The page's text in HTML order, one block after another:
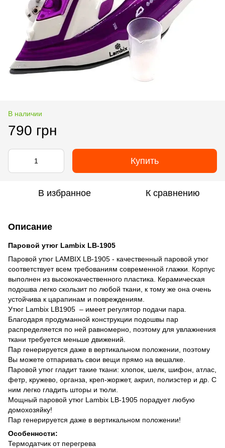
В наличии
790 грн
Купить
В избранное К сравнению
Описание
Паровой утюг Lambix LB-1905
Паровой утюг LAMBIX LB-1905 - качественный паровой утюг
соответствует всем требованиям современной глажки. Корпус
выполнен из высококачественного пластика. Керамическая
подошва легко скользит по любой ткани, к тому же она очень
устойчива к царапинам и повреждениям.
Утюг Lambix LB1905 – имеет регулятор подачи пара.
Благодаря продуманной конструкции подошвы пар
распределяется по ней равномерно, поэтому для увлажнения
ткани требуется меньше движений.
Пар генерируется даже в вертикальном положении, поэтому
Вы можете отпаривать свои вещи прямо на вешалке.
Паровой утюг гладит такие ткани: хлопок, шелк, шифон, атлас,
фетр, кружево, органза, креп-жоржет, акрил, полиэстер и др. С
ним легко гладить шторы и тюли.
Мощный паровой утюг Lambix LB-1905 порадует любую
домохозяйку!
Пар генерируется даже в вертикальном положении!
Особенности:
Термодатчик от перегрева